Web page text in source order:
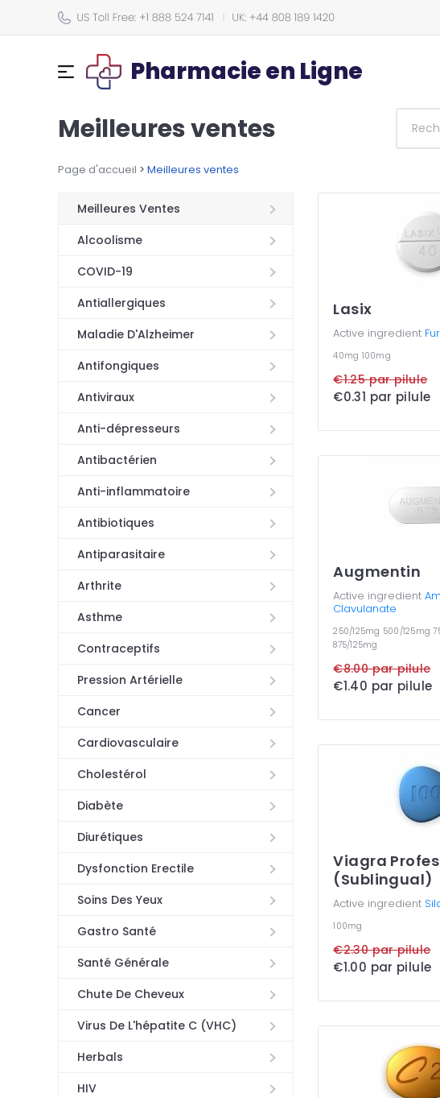
Pharmacie en Ligne
Meilleures ventes
Page d'accueil > Meilleures ventes
Meilleures Ventes
Alcoolisme
COVID-19
Antiallergiques
Maladie D'Alzheimer
Antifongiques
Antiviraux
Anti-dépresseurs
Antibactérien
Anti-inflammatoire
Antibiotiques
Antiparasitaire
Arthrite
Asthme
Contraceptifs
Pression Artérielle
Cancer
Cardiovasculaire
Cholestérol
Diabète
Diurétiques
Dysfonction Erectile
Soins Des Yeux
Gastro Santé
Santé Générale
Chute De Cheveux
Virus De L'hépatite C (VHC)
Herbals
HIV
Lasix
Active ingredient
40mg 100mg
€1.25 par pilule
€0.31 par pilule
Augmentin
Active ingredient
Clavulanate
250/125mg 500/125mg
875/125mg
€8.00 par pilule
€1.40 par pilule
Viagra
(Sublingual)
Active ingredient
100mg
€2.30 par pilule
€1.00 par pilule